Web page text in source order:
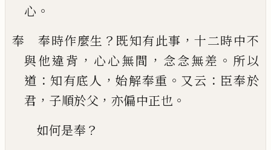
心 。
奉 奉時作麼生 ？ 既知有此事 ，十二時中不
與他違背 ， 心心無間 ， 念念無差 。 所以
道 ：知有底人 ，始解奉重 。 又云 ： 臣奉於
君 ， 子順於父 ， 亦偏中正也 。
如何是奉 ？